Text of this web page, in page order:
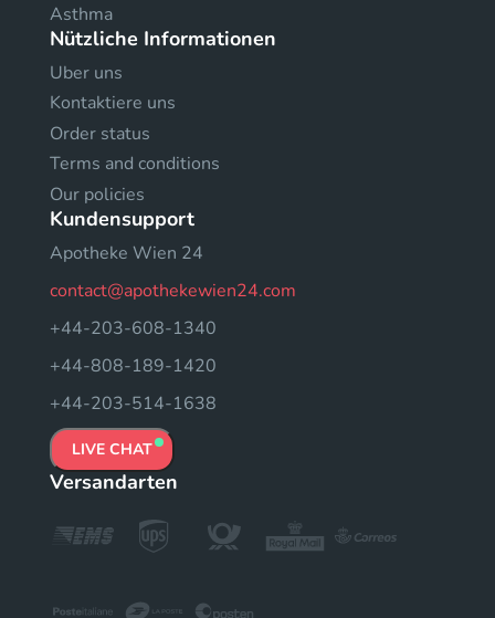
Asthma
Nützliche Informationen
Uber uns
Kontaktiere uns
Order status
Terms and conditions
Our policies
Kundensupport
Apotheke Wien 24
contact@apothekewien24.com
+44-203-608-1340
+44-808-189-1420
+44-203-514-1638
LIVE CHAT
Versandarten